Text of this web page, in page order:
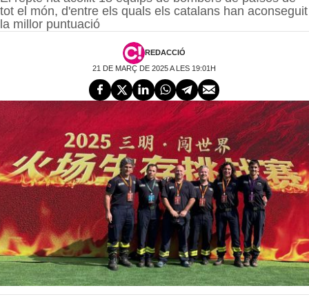
tot el món, d'entre els quals els catalans han aconseguit
la millor puntuació
REDACCIÓ
21 DE MARÇ DE 2025 A LES 19:01H